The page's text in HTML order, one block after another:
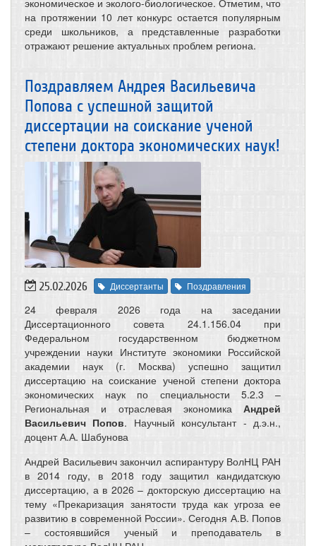
на протяжении 10 лет конкурс остается популярным
среди школьников, а представленные разработки
отражают решение актуальных проблем региона.
Поздравляем Андрея Васильевича
Попова с успешной защитой
диссертации на соискание ученой
степени доктора экономических наук!
25.02.2026 Диссертанты Поздравления
24 февраля 2026 года на заседании
Диссертационного совета 24.1.156.04 при
Федеральном государственном бюджетном
учреждении науки Институте экономики Российской
академии наук (г. Москва) успешно защитил
диссертацию на соискание ученой степени доктора
экономических наук по специальности 5.2.3 –
Региональная и отраслевая экономика Андрей
Васильевич Попов. Научный консультант - д.э.н.,
доцент А.А. Шабунова
Андрей Васильевич закончил аспирантуру ВолНЦ РАН
в 2014 году, в 2018 году защитил кандидатскую
диссертацию, а в 2026 – докторскую диссертацию на
тему «Прекаризация занятости труда как угроза ее
развитию в современной России». Сегодня А.В. Попов
– состоявшийся ученый и преподаватель в